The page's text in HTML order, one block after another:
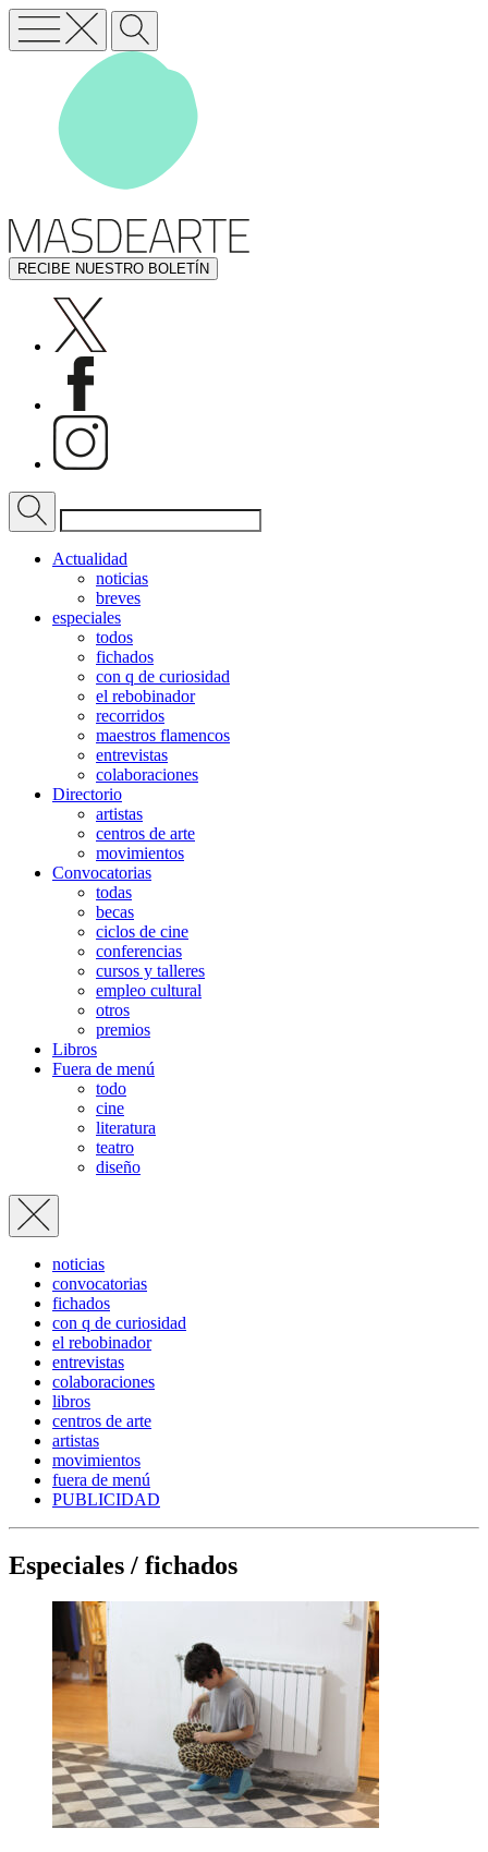
RECIBE NUESTRO BOLETÍN
Actualidad
noticias
breves
especiales
todos
fichados
con q de curiosidad
el rebobinador
recorridos
maestros flamencos
entrevistas
colaboraciones
Directorio
artistas
centros de arte
movimientos
Convocatorias
todas
becas
ciclos de cine
conferencias
cursos y talleres
empleo cultural
otros
premios
Libros
Fuera de menú
todo
cine
literatura
teatro
diseño
noticias
convocatorias
fichados
con q de curiosidad
el rebobinador
entrevistas
colaboraciones
libros
centros de arte
artistas
movimientos
fuera de menú
PUBLICIDAD
Especiales / fichados